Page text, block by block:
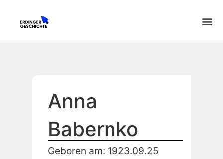
Anna
Babernko
Geboren am: 1923.09.25